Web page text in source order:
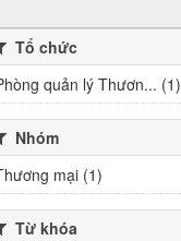
Tổ chức
quản lý Thươn... (1)
Nhóm
mại (1)
Từ khóa